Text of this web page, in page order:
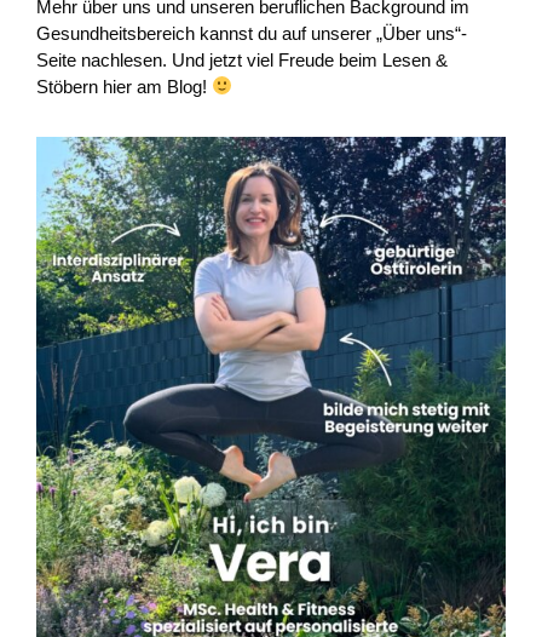
Mehr über uns und unseren beruflichen Background im
Gesundheitsbereich kannst du auf unserer „Über uns“-
Seite nachlesen. Und jetzt viel Freude beim Lesen &
Stöbern hier am Blog!